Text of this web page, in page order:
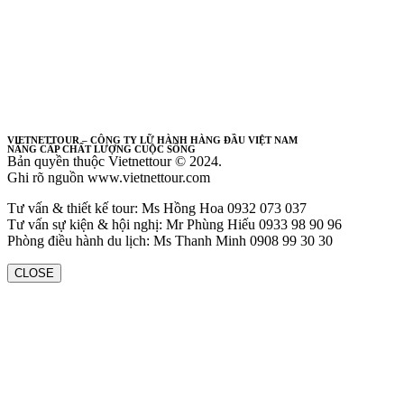
VIETNETTOUR – CÔNG TY LỮ HÀNH HÀNG ĐẦU VIỆT NAM
NÂNG CẤP CHẤT LƯỢNG CUỘC SỐNG
Bản quyền thuộc Vietnettour © 2024.
Ghi rõ nguồn www.vietnettour.com
Tư vấn & thiết kế tour: Ms Hồng Hoa 0932 073 037
Tư vấn sự kiện & hội nghị: Mr Phùng Hiếu 0933 98 90 96
Phòng điều hành du lịch: Ms Thanh Minh 0908 99 30 30
CLOSE